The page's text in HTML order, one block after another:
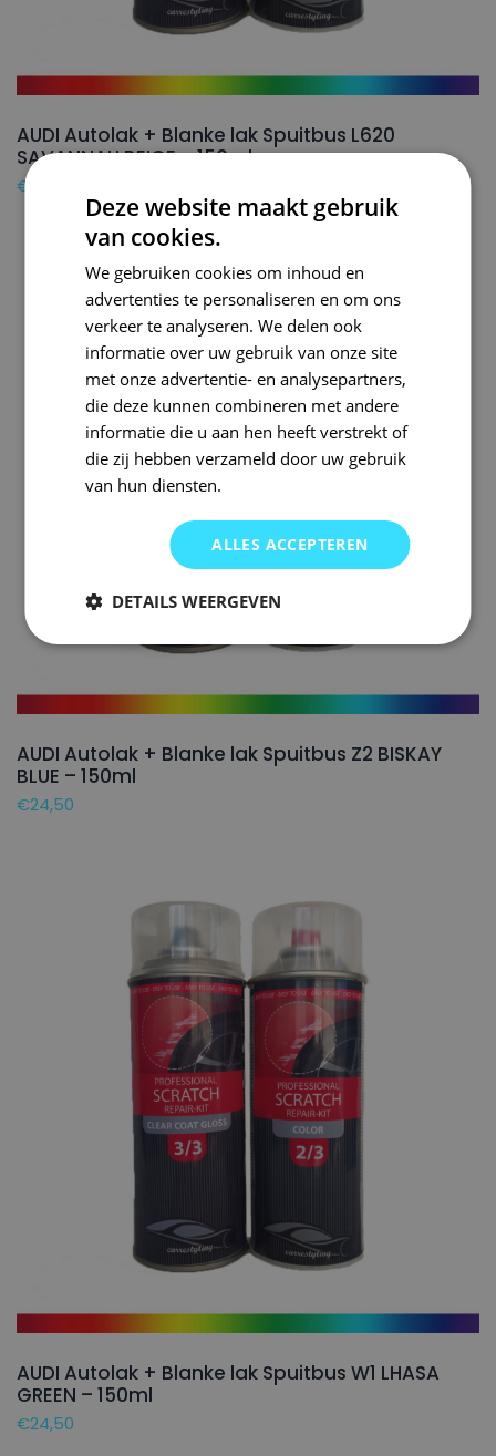
AUDI Autolak + Blanke lak Spuitbus L620
SAVANNAH BEIGE – 150ml
€
AUDI Autolak + Blanke lak Spuitbus Z2 BISKAY
BLUE – 150ml
€24,50
AUDI Autolak + Blanke lak Spuitbus W1 LHASA
GREEN – 150ml
€24,50
Deze website maakt gebruik
van cookies.
We gebruiken cookies om inhoud en
advertenties te personaliseren en om ons
verkeer te analyseren. We delen ook
informatie over uw gebruik van onze site
met onze advertentie- en analysepartners,
die deze kunnen combineren met andere
informatie die u aan hen heeft verstrekt of
die zij hebben verzameld door uw gebruik
van hun diensten.
ALLES ACCEPTEREN
DETAILS WEERGEVEN